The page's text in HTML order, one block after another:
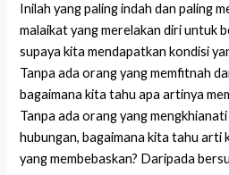
Inilah yang paling indah dan paling
malaikat yang merelakan diri untuk
supaya kita mendapatkan kondisi
Tanpa ada orang yang memfitnah
bagaimana kita tahu apa artinya
Tanpa ada orang yang
hubungan, bagaimana kita tahu arti
yang membebaskan? Daripada